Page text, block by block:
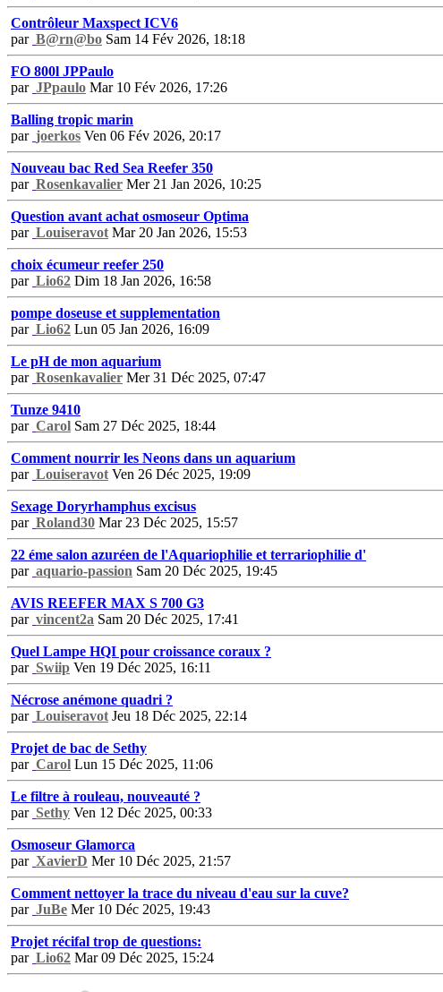
Contrôleur Maxspect ICV6
par B@rn@bo Sam 14 Fév 2026, 18:18
FO 800l JPPaulo
par JPpaulo Mar 10 Fév 2026, 17:26
Balling tropic marin
par joerkos Ven 06 Fév 2026, 20:17
Nouveau bac Red Sea Reefer 350
par Rosenkavalier Mer 21 Jan 2026, 10:25
Question avant achat osmoseur Optima
par LouiseravotMar 20 Jan 2026, 15:53
choix écumeur reefer 250
par Lio62 Dim 18 Jan 2026, 16:58
pompe doseuse et supplementation
par Lio62 Lun 05 Jan 2026, 16:09
Le pH de mon aquarium
par Rosenkavalier Mer 31 Déc 2025, 07:47
Tunze 9410
par Carol Sam 27 Déc 2025, 18:44
Comment nourrir les Neons dans un aquarium
par LouiseravotVen 26 Déc 2025, 19:09
Sexage Doryrhamphus excisus
par Roland30 Mar 23 Déc 2025, 15:57
22 éme salon azuréen de l'Aquariophilie et terrariophilie d'
par aquario-passion Sam 20 Déc 2025, 19:45
AVIS REEFER MAX S 700 G3
par vincent2a Sam 20 Déc 2025, 17:41
Quel Lampe HQI pour croissance coraux ?
par Swiip Ven 19 Déc 2025, 16:11
Nécrose anémone quadri ?
par LouiseravotJeu 18 Déc 2025, 22:14
Projet de bac de Sethy
par Carol Lun 15 Déc 2025, 11:06
Le filtre à rouleau, nouveauté ?
par Sethy Ven 12 Déc 2025, 00:33
Osmoseur Glamorca
par XavierD Mer 10 Déc 2025, 21:57
Comment nettoyer la trace du niveau d'eau sur la cuve?
par JuBe Mer 10 Déc 2025, 19:43
Projet récifal trop de questions:
par Lio62 Mar 09 Déc 2025, 15:24